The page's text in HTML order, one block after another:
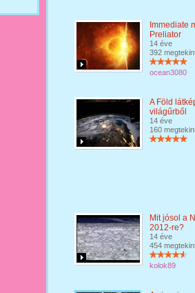
Immediate
Preliator
14 éve
392
ocean3080
A Föld
világűrből
14 éve
160
Mit jósol a
2012-re?
14 éve
454
kolok89